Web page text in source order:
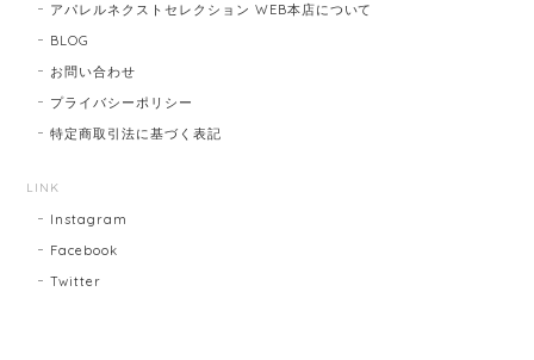
アパレルネクストセレクション WEB本店について
BLOG
お問い合わせ
プライバシーポリシー
特定商取引法に基づく表記
LINK
Instagram
Facebook
Twitter